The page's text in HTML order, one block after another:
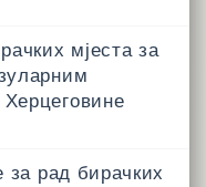
мјеста за
за рад бирачких